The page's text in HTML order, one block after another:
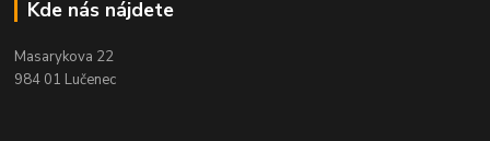
Kde nás nájdete
Masarykova 22
984 01 Lučenec